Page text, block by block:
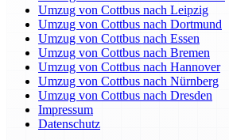
Umzug von Cottbus nach Leipzig
Umzug von Cottbus nach Dortmund
Umzug von Cottbus nach Essen
Umzug von Cottbus nach Bremen
Umzug von Cottbus nach Hannover
Umzug von Cottbus nach Nürnberg
Umzug von Cottbus nach Dresden
Impressum
Datenschutz